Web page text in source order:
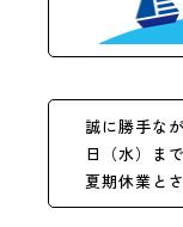
誠に勝手な
日（水）ま
夏期休業と